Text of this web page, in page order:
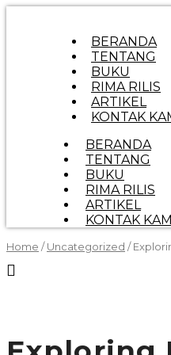
BERANDA
TENTANG
BUKU
RIMA RILIS
ARTIKEL
KONTAK
BERANDA
TENTANG
BUKU
RIMA RILIS
ARTIKEL
KONTAK
Home /Uncategorized /